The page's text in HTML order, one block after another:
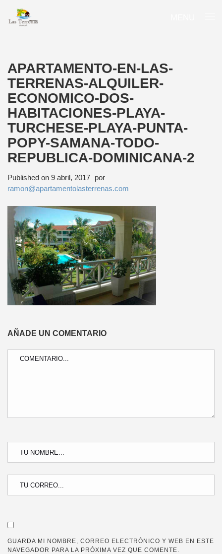
APARTAMENTO-EN-LAS-
TERRENAS-ALQUILER-
ECONOMICO-DOS-
HABITACIONES-PLAYA-
TURCHESE-PLAYA-PUNTA-
POPY-SAMANA-TODO-
REPUBLICA-DOMINICANA-2
Published on 9 abril, 2017 por
ramon@apartamentolasterrenas.com
AÑADE UN COMENTARIO
GUARDA MI NOMBRE, CORREO ELECTRÓNICO Y WEB EN ESTE
NAVEGADOR PARA LA PRÓXIMA VEZ QUE COMENTE.